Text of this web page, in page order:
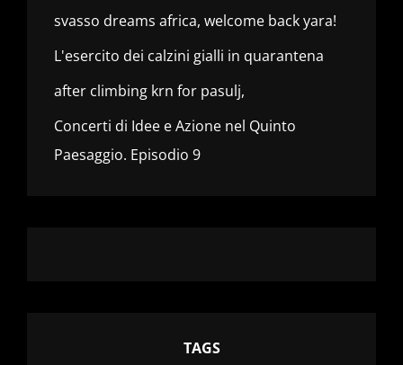
svasso dreams africa, welcome back yara!
L'esercito dei calzini gialli in quarantena
after climbing krn for pasulj,
Concerti di Idee e Azione nel Quinto
Paesaggio. Episodio 9
TAGS